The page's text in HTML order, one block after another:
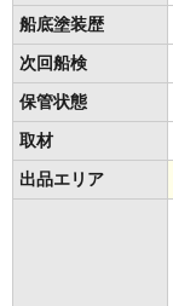
船底塗装歴
次回船検
保管状態
取材
出品エリア